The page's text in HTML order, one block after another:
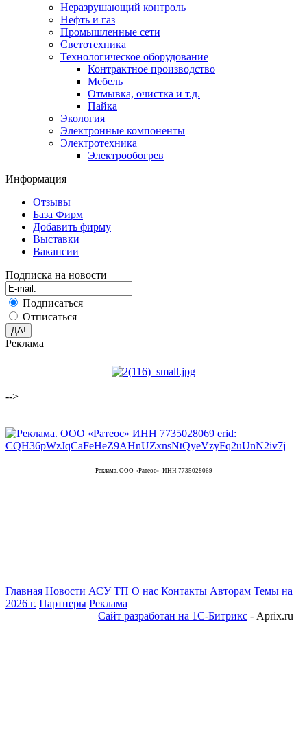
Неразрушающий контроль
Нефть и газ
Промышленные сети
Светотехника
Технологическое оборудование
Контрактное производство
Мебель
Отмывка, очистка и т.д.
Пайка
Экология
Электронные компоненты
Электротехника
Электрообогрев
Информация
Отзывы
База Фирм
Добавить фирму
Выставки
Вакансии
Подписка на новости
Подписаться
Отписаться
Реклама
-->
Реклама. ООО «Ратеос» ИНН 7735028069
Главная Новости АСУ ТП О нас Контакты Авторам Темы на
2026 г. Партнеры Реклама
Сайт разработан на 1С-Битрикс - Aprix.ru